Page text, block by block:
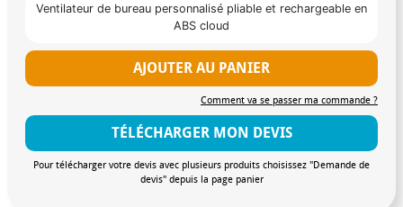
Ventilateur de bureau personnalisé pliable et rechargeable en
ABS cloud
AJOUTER AU PANIER
Comment va se passer ma commande ?
TÉLÉCHARGER MON DEVIS
Pour télécharger votre devis avec plusieurs produits choisissez "Demande de
devis" depuis la page panier